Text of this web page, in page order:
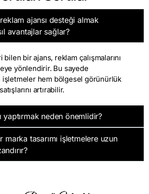
ajansı desteği almak
avantajlar sağlar?
bir ajans, reklam çalışmalarını
yönlendirir. Bu sayede
işletmeler hem bölgesel görünürlük
artırabilir.
yaptırmak neden önemlidir?
marka tasarımı işletmelere uzun